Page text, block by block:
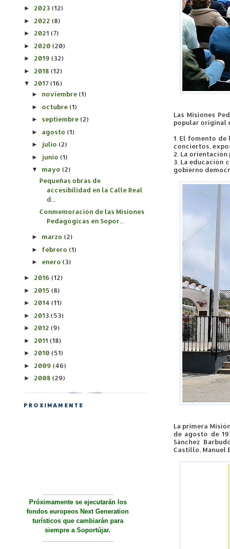
Las Misiones
popular original
1. El fomento
conciertos,
2. La
3. La educación
gobierno
La primera
de agosto de
Sánchez
Castillo, Manuel
► 2023 (12)
► 2022 (8)
► 2021 (7)
► 2020 (20)
► 2019 (32)
► 2018 (12)
▼ 2017 (16)
► noviembre (1)
► octubre (1)
► septiembre (2)
► agosto (1)
► julio (2)
► junio (1)
▼ mayo (2)
Pequeñas obras de
accesibilidad en la Calle Real
d...
Conmemoración de las Misiones
Pedagógicas en Sopor...
► marzo (2)
► febrero (1)
► enero (3)
► 2016 (12)
► 2015 (8)
► 2014 (11)
► 2013 (53)
► 2012 (9)
► 2011 (18)
► 2010 (51)
► 2009 (46)
► 2008 (29)
PROXIMAMENTE
turísticos que cambiarán para
siempre a Soportújar.
................................................